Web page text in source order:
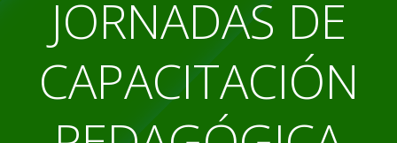
JORNADAS DE
CAPACITACIÓN